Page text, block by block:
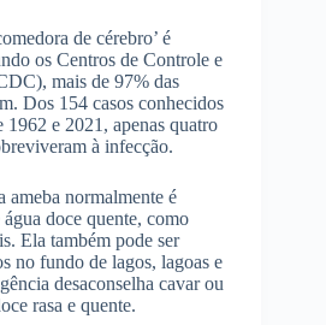
de cérebro’ é
os Centros de Controle e
mais de 97% das
Dos 154 casos conhecidos
1962 e 2021, apenas quatro
à infecção.
normalmente é
doce quente, como
Ela também pode ser
no fundo de lagos, lagoas e
desaconselha cavar ou
rasa e quente.